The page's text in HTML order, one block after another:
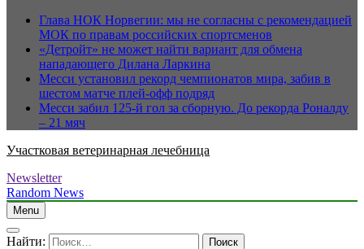
Глава НОК Норвегии: мы не согласны с рекомендацией
МОК по правам российских спортсменов
«Детройт» не может найти вариант для обмена
нападающего Дилана Ларкина
Месси установил рекорд чемпионатов мира, забив в
шестом матче плей‑офф подряд
Месси забил 125-й гол за сборную. До рекорда Роналду
– 21 мяч
Участковая ветеринарная лечебница
Newsletter
Random News
Menu
Найти: